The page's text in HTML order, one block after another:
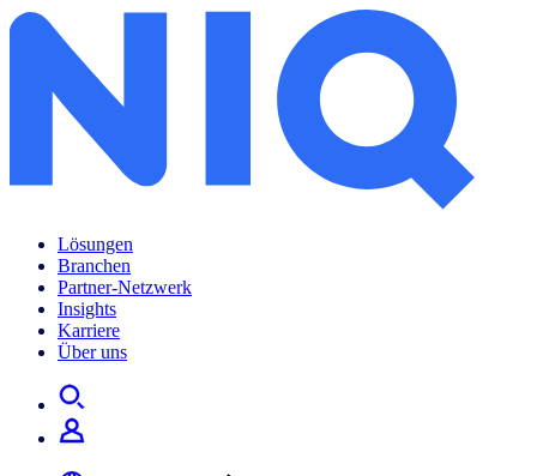
Lösungen
Branchen
Partner-Netzwerk
Insights
Karriere
Über uns